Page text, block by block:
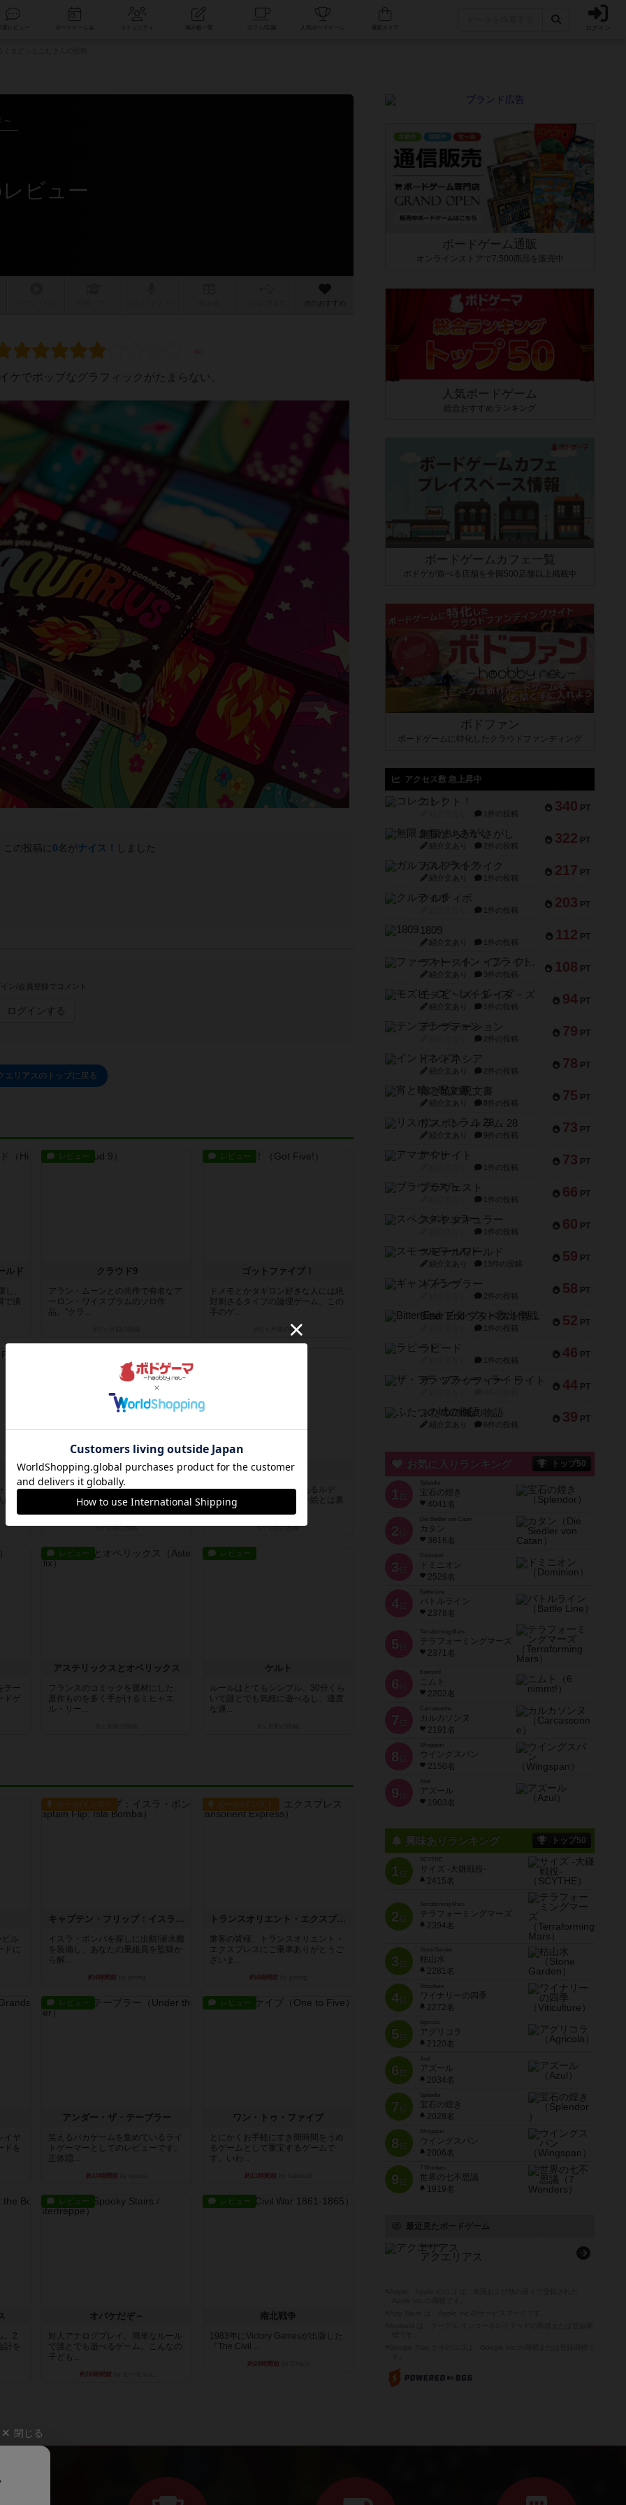
コミュニティ 人気ボードゲーム ログイン
ビュー
次のおすすめ
ケでポップなグラフィックがたまらない。
この投稿に 0名がナイス！ しました
ン/会員登録でコメント
ログインする
エリアスのトップに戻る
ルド
、
潰
レビュー
クラウド9
アラン・ムーンとの共作で有名なア
ーロン・ワイスブラムのソロ作
品。"クラ...
レビュー
ゴットファイブ！
ドメモとかタギロン好きな人には絶
対刺さるタイプの論理ゲーム。この
手のゲ...
の投稿
に
イスタンブール
行き当たりばったりではなかなか勝
てないゲーマー向けの手応え＋カー
6ヶ月前の投稿
マエストロ
ゲームのデザイナーでもあるルデ
ィ・ホフマンの可愛らしい絵とは裏
腹に、見...
6ヶ月前の投稿
テー
ドゲ
レビュー
アステリックスとオベリックス
フランスのコミックを題材にした、
原作ものを多く手がけるミヒャエ
ル・リー...
レビュー
ケルト
ルールはとてもシンプル。30分くら
いで誰とでも気軽に遊べるし、適度
な運...
ル
に
ルール/インスト
キャプテン・フリップ：イスラ・ボンバ
イスラ・ボンバを探しに出航!潜水艦
を装備し、あなたの乗組員を監獄か
ら解...
約4時間前
ルール/インスト
トランスオリエント・エクスプレス
乗客の皆様、トランスオリエント・
エクスプレスにご乗車ありがとうご
ざいま...
約4時間前
イヤ
ドを
レビュー
アンダー・ザ・テーブラー
笑えるバカゲームを集めているライ
トゲーマーとしてのレビューです。
正体隠...
約10時間前
レビュー
ワン・トゥ・ファイブ
とにかくお手軽にすき間時間をうめ
るゲームとして重宝するゲームで
す。いわ...
約11時間前
。2
計を
レビュー
オバケだぞ～
対人アナログプレイ。簡単なルール
で誰とでも遊べるゲーム。こんなの
子ども...
約16時間前
レビュー
南北戦争
1983年にVictory Gamesが出版した
『The Civil ...
約20時間前
ボードゲーム通販
オンラインストアで7,500商品を販売中
人気ボードゲーム
総合おすすめランキング
ボードゲームカフェ一覧
ボドゲが遊べる店舗を全国500店舗以上掲載中
ボドファン
ボードゲームに特化したクラウドファンディング
アクセス数 急上昇中
340 PT
コレクト！
1件の投稿
322 PT
無限まちがいさがし
紹介文あり 2件の投稿
217 PT
ガルフストライク
紹介文あり 1件の投稿
203 PT
クルティボ
1件の投稿
112 PT
1809
紹介文あり 1件の投稿
108 PT
ファースト・イン・フライト
紹介文あり 3件の投稿
94 PT
モズビ－ズ・レイダ－ズ
紹介文あり 1件の投稿
79 PT
テンプテーション
2件の投稿
78 PT
インドネシア
紹介文あり 2件の投稿
75 PT
宵と暁の呪文書
紹介文あり 8件の投稿
73 PT
リスボン・トラム 28
紹介文あり 9件の投稿
73 PT
アマナイト
1件の投稿
66 PT
ブラヴェスト
1件の投稿
60 PT
スペクタキュラー
1件の投稿
59 PT
スモールワールド
紹介文あり 13件の投稿
58 PT
ギャンブラー
2件の投稿
52 PT
Bitter End ブタペスト救出作戦
1件の投稿
46 PT
ラピード
1件の投稿
44 PT
ザ・フラッフィー・ライト
39 PT
ふたつの城の物語
紹介文あり 6件の投稿
お気に入りランキング トップ50
1 位
宝石の煌き
4041名
2 位
Die Siedler von Catan
カタン
3616名
3 位
ドミニオン
2529名
4位
Battle Line
バトルライン
2378名
5 位
Terraforming Mars
テラフォーミングマーズ
2371名
6 位
ニムト
2202名
7 位
Carcassonne
カルカソンヌ
2191名
8 位
Wingspan
ウイングスパン
2150名
9 位
Azul
アズール
1903名
興味ありランキング トップ50
1位
SCYTHE
サイズ -大鎌戦役-
2415名
2位
Terraforming Mars
テラフォーミングマーズ
2394名
3位
Stone Garden
枯山水
2281名
4位
Viticulture
ワイナリーの四季
2272名
5位
Agricola
アグリコラ
2120名
6位
Azul
アズール
2034名
7位
宝石の煌き
2028名
8位
Wingspan
ウイングスパン
2006名
9位
7 Wonders
世界の七不思議
1919名
最近見たボードゲーム
Aquarius
アクエリアス
閉じる